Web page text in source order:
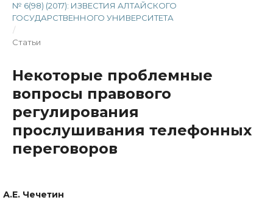
№ 6(98) (2017): ИЗВЕСТИЯ АЛТАЙСКОГО
ГОСУДАРСТВЕННОГО УНИВЕРСИТЕТА
/
Статьи
Некоторые проблемные
вопросы правового
регулирования
прослушивания телефонных
переговоров
А.Е. Чечетин